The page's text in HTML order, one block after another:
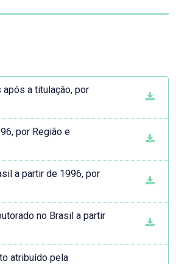
a titulação, por
por Região e
a partir de 1996, por
no Brasil a partir
atribuído pela